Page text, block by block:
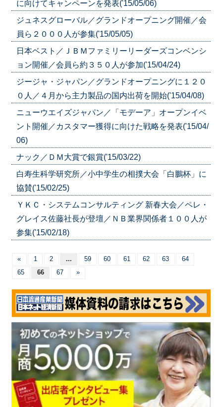
に向けてキャンペーンを発表('15/05/06)
ジュネスグローバル／グランドオープニング開催／会
員ら２０００人が参集('15/05/05)
日本ベスト／ＪＢＭファミリーリーダーズコンベンシ
ョン開催／会員ら約３５０人が参加('15/04/24)
ジージャ・ジャパン／グランドオープニングに１２０
０人／４月から主力製品の国内出荷を開始('15/04/08)
ニューウエイズジャパン／「モデーア」オープンイベ
ント開催／カスタマー獲得に向けた戦略を発表('15/04/
06)
ナック／ＤＭ大賞で銀賞('15/03/22)
白寿生科学研究所／小中学生の相撲大会「白鵬杯」に
協賛('15/02/25)
ＹＫＣ・システムコンサルティング 新春大会／ペレ・
グレイス佐藤社長が登壇／ＮＢ業界関係者１００人が
参集('15/02/18)
« 1 2 ... 59 60 61 62 63
64
65
66 67 »